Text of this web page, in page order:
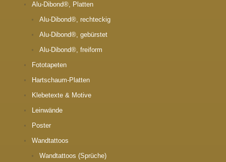
Alu-Dibond®, Platten
Alu-Dibond®, rechteckig
Alu-Dibond®, gebürstet
Alu-Dibond®, freiform
Fototapeten
Hartschaum-Platten
Klebetexte & Motive
Leinwände
Poster
Wandtattoos
Wandtattoos (Sprüche)